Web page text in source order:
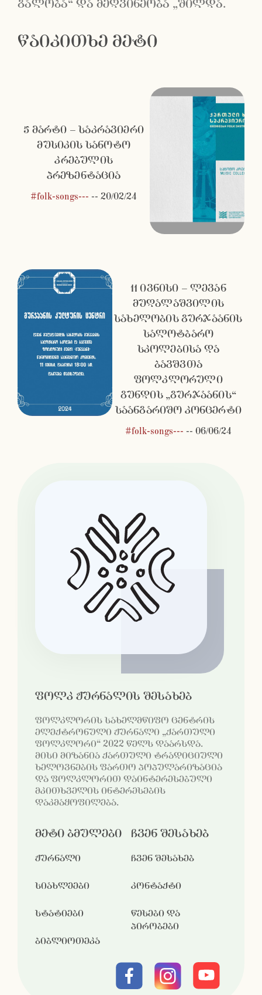
გალობა“ და მეღვინეობა „შილდა.
წაიკითხე მეტი
5 მარტი – საკრავიერი
მუსიკის სანოტო
კრებულის
პრეზენტაცია
#folk-songs--- -- 20/02/24
11 ივნისი – ლევან
მუღალაშვილის
სახელობის გურჯაანის
სალოტბარო
სკოლებისა და
ბავშვთა
ფოლკლორული
გუნდის „გურჯაანის“
საანგარიშო კონცერტი
#folk-songs--- -- 06/06/24
ფოლკ ჟურნალის შესახებ
ფოლკლორის სახელმწიფო ცენტრის
ელექტრონული ჟურნალი „ქართული
ფოლკლორი“ 2022 წელს დაარსდა.
მისი მიზანია ქართული ტრადიციული
ხელოვნების ფართო პოპულარიზაცია
და ფოლკლორით დაინტერესებული
მკითხველის ინტერესების
დაკმაყოფილება.
მეტი ბმულები
ჟურნალი
სიახლეები
სტატიები
ბიბლიოთეკა
ჩვენ შესახებ
ჩვენ შესახებ
კონტაქტი
წესები და
პირობები